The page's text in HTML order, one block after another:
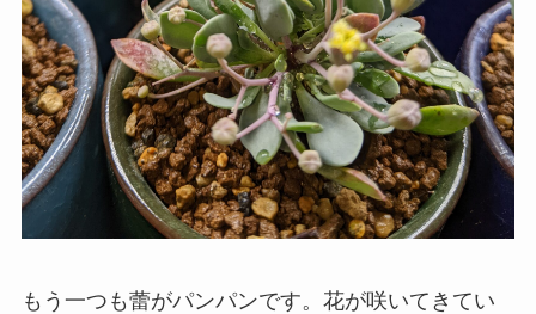
もう一つも蕾がパンパンです。花が咲いてきてい